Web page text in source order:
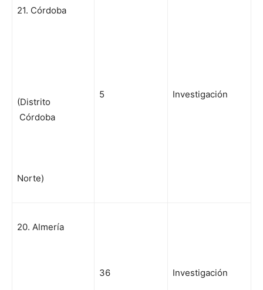
21. Córdoba
(Distrito
Córdoba
Norte)
5 Investigación
20. Almería
36 Investigación